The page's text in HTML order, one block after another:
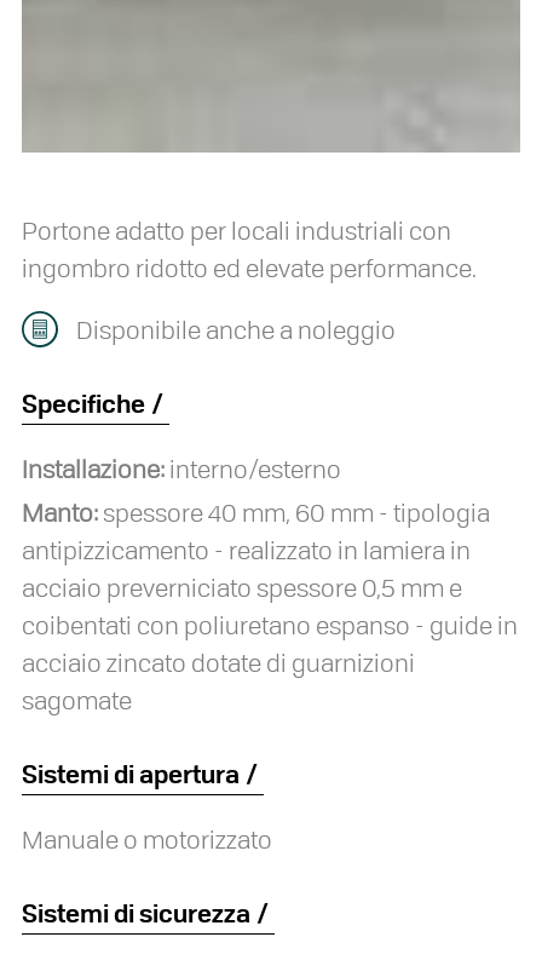
Portone adatto per locali industriali con
ingombro ridotto ed elevate performance.
Disponibile anche a noleggio
Specifiche
Installazione:interno/esterno
Manto:spessore 40 mm, 60 mm - tipologia
antipizzicamento - realizzato in lamiera in
acciaio preverniciato spessore 0,5 mm e
coibentati con poliuretano espanso - guide in
acciaio zincato dotate di guarnizioni
sagomate
Sistemi di apertura
Manuale o motorizzato
Sistemi di sicurezza